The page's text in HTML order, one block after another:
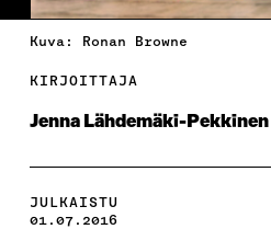
Kuva: Ronan Browne
KIRJOITTAJA
Jenna Lähdemäki-Pekkinen
JULKAISTU
01.07.2016